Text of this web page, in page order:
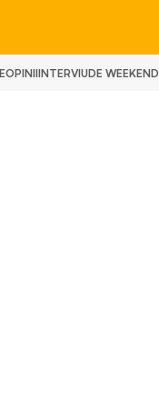
OPINIIINTERVIUDE WEEKEND